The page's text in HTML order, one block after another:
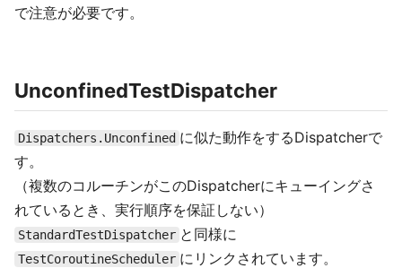
で注意が必要です。
UnconfinedTestDispatcher
Dispatchers.Unconfined に似た動作をするDispatcherで
す。
（複数のコルーチンがこのDispatcherにキューイングさ
れているとき、実行順序を保証しない）
StandardTestDispatcher と同様に
TestCoroutineScheduler にリンクされています。